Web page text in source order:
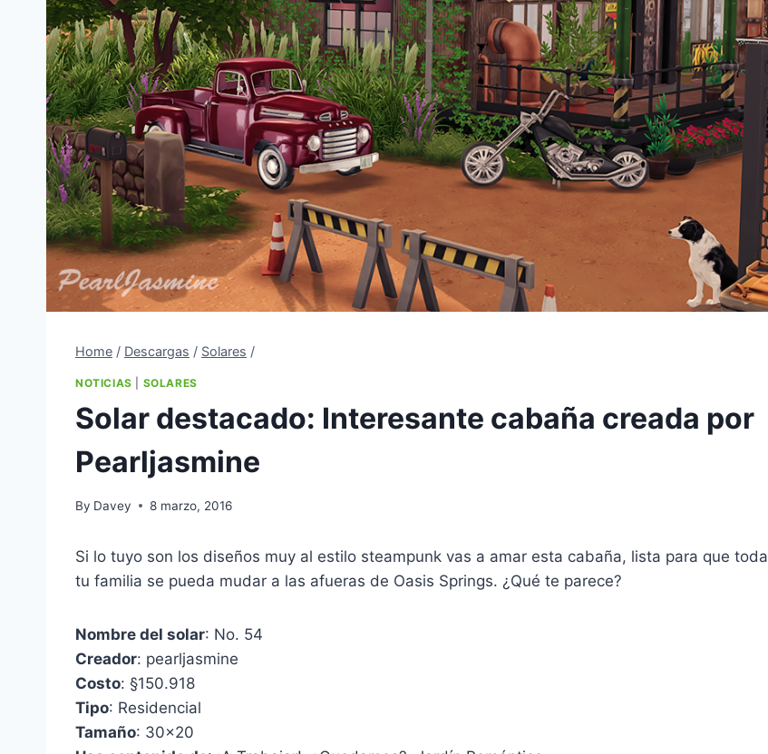
Home / Descargas / Solares /
NOTICIAS SOLARES
Solar destacado: Interesante cabaña creada por
Pearljasmine
By Davey 8 marzo, 2016
Si lo tuyo son los diseños muy al estilo steampunk vas a amar esta cabaña, lista para que toda
tu familia se pueda mudar a las afueras de Oasis Springs. ¿Qué te parece?
Nombre del solar: No. 54
Creador: pearljasmine
Costo: §150.918
Tipo: Residencial
Tamaño: 30×20